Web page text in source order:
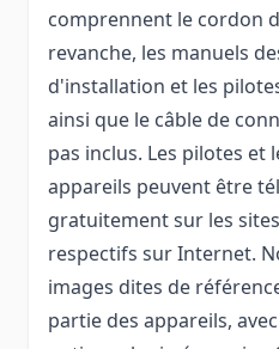
comprennent le cordon
revanche, les manuels
d'installation et les
ainsi que le câble de
pas inclus. Les pilotes et
appareils peuvent être
gratuitement sur les
respectifs sur Internet.
images dites de
partie des appareils,